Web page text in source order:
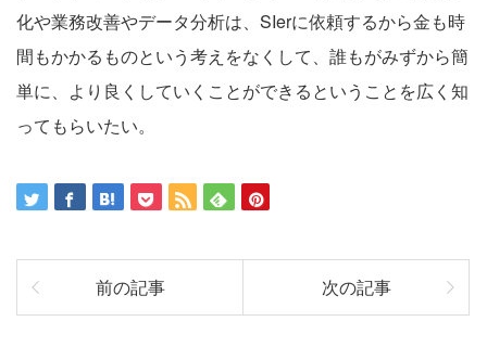
化や業務改善やデータ分析は、SIerに依頼するから金も時
間もかかるものという考えをなくして、誰もがみずから簡
単に、より良くしていくことができるということを広く知
ってもらいたい。
前の記事 次の記事